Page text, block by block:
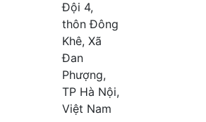
Đội 4,
thôn Đông
Khê, Xã
Đan
Phượng,
TP Hà Nội,
Việt Nam